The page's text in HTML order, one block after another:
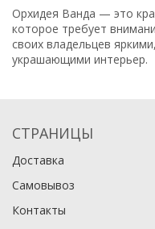
Орхидея Ванда — это
которое требует
своих владельцев
украшающими интерьер.
СТРАНИЦЫ
Доставка
Самовывоз
Контакты